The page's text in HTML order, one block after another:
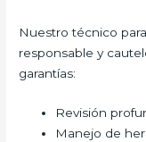
Nuestro técnico para
responsable y
garantías:
Revisión
Manejo de